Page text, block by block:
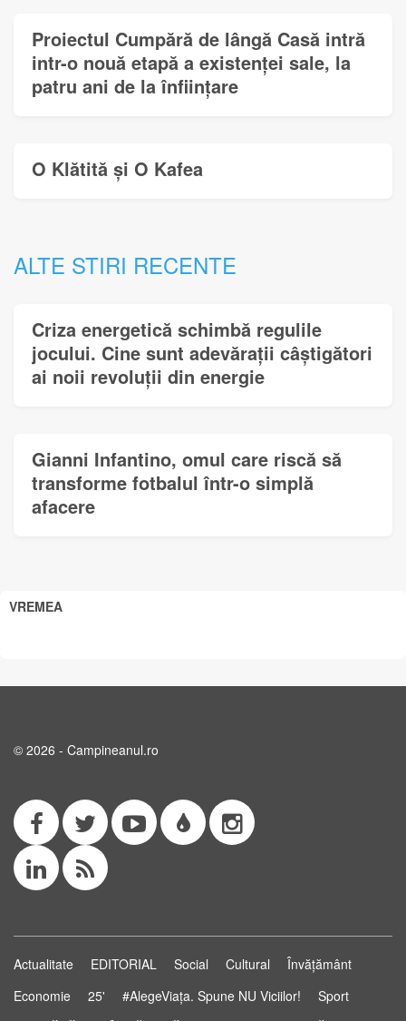
Proiectul Cumpără de lângă Casă intră
intr-o nouă etapă a existenței sale, la
patru ani de la înființare
O Klătită și O Kafea
ALTE STIRI RECENTE
Criza energetică schimbă regulile
jocului. Cine sunt adevărații câștigători
ai noii revoluții din energie
Gianni Infantino, omul care riscă să
transforme fotbalul într-o simplă
afacere
VREMEA
© 2026 - Campineanul.ro
Actualitate EDITORIAL Social Cultural
Învățământ
Economie
25' #AlegeViața. Spune NU Viciilor!
Sport